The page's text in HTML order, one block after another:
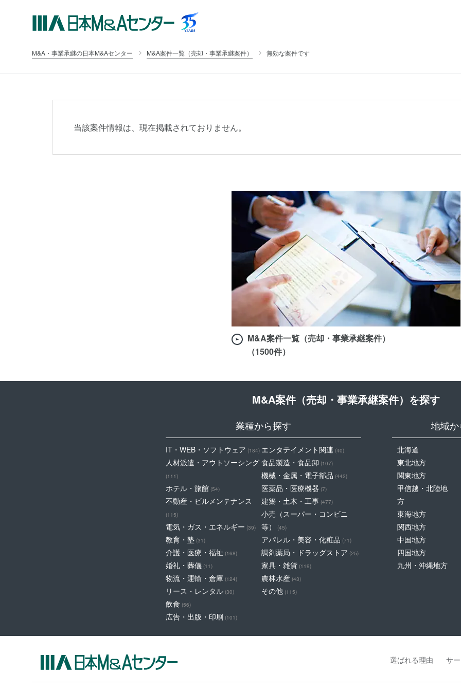
M&A・事業承継の日本M&Aセンター M&A案件一覧（売却・事業承継案件） 無効な案件です
当該案件情報は、現在掲載されておりません。
M&A案件一覧（売却・事業承継案件）
（1500件）
M&A案件（売却・事業承継案件）を探す
業種から探す
IT・WEB・ソフトウェア (184)
人材派遣・アウトソーシング
(111)
ホテル・旅館 (54)
不動産・ビルメンテナンス
(115)
電気・ガス・エネルギー (39)
教育・塾 (31)
介護・医療・福祉 (168)
婚礼・葬儀 (11)
物流・運輸・倉庫 (124)
リース・レンタル (30)
飲食 (56)
広告・出版・印刷 (101)
エンタテイメント関連 (40)
食品製造・食品卸 (107)
機械・金属・電子部品 (442)
医薬品・医療機器 (7)
建築・土木・工事 (477)
小売（スーパー・コンビニ
等）
(45)
アパレル・美容・化粧品 (71)
調剤薬局・ドラッグストア (25)
家具・雑貨 (119)
農林水産 (43)
その他 (115)
地域
北海道
東北地方
関東地方
甲信越・北陸地
方
東海地方
関西地方
中国地方
四国地方
九州・沖縄地方
選ばれる理由 サ